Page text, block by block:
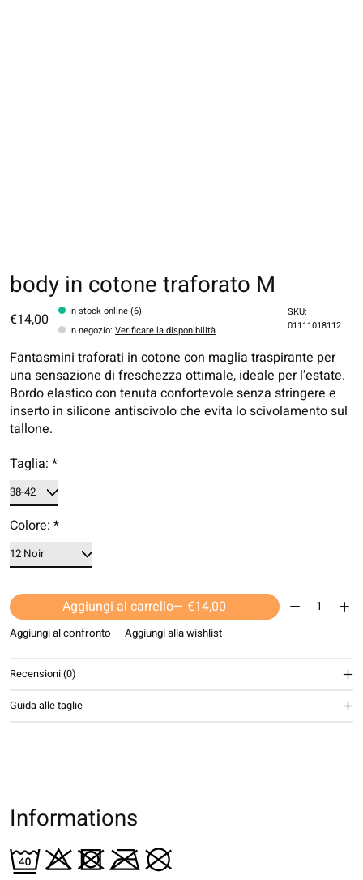
body in cotone traforato M
€14,00
In stock online (6)
In negozio:Verificare la disponibilità
SKU:
01111018112
Fantasmini traforati in cotone con maglia traspirante per
una sensazione di freschezza ottimale, ideale per l’estate.
Bordo elastico con tenuta confortevole senza stringere e
inserto in silicone antiscivolo che evita lo scivolamento sul
tallone.
Taglia: *
Colore: *
Aggiungi al carrello — €14,00 Quantità:
Aggiungi al confronto Aggiungi alla wishlist
Recensioni (0)
Guida alle taglie
Informations